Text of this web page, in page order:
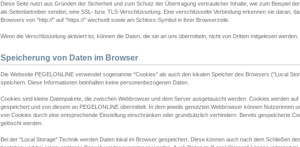
Diese Seite nutzt aus Gründen der Sicherheit und zum Schutz der Übertragung vertraulicher Inhalte, wie zum Beispiel
als Seitenbetreiber senden, eine SSL- bzw. TLS-Verschlüsselung. Eine verschlüsselte Verbindung erkennen sie daran,
Browsers von "http://" auf "https://" wechselt sowie am Schloss-Symbol in ihrer Browserzeile.
Wenn die Verschlüsselung aktiviert ist, können die Daten, die sie an uns übermitteln, nicht von Dritten mitgelesen werden.
Speicherung von Daten im Browser
Die Webseite PEGELONLINE verwendet sogenannte "Cookies" als auch den lokalen Speicher des Browsers ("Local
speichern. Diese Informationen beinhalten keine personenbezogenen Daten.
Cookies sind kleine Datenpakete, die zwischen Webbrowser und dem Server ausgetauscht werden. Cookies werden
gespeichert und von diesem an PEGELONLINE übermittelt. In dem jeweils genutzten Webbrowser können Nutzerinnen
von Cookies durch eine entsprechende Einstellung einschränken oder grundsätzlich verhindern. Bereits gespeicherte
gelöscht werden.
Bei der "Local Storage" Technik werden Daten lokal im Browser gespeichert. Diese können auch nach dem Schließen